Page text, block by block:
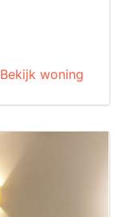
Bekijk woning